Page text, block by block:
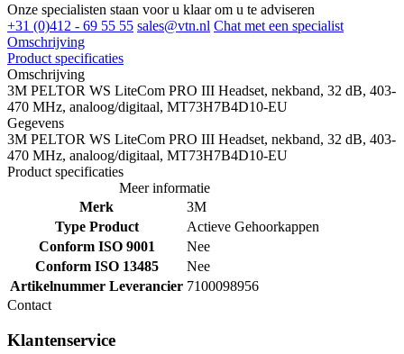
Onze specialisten staan voor u klaar om u te adviseren
+31 (0)412 - 69 55 55 sales@vtn.nl Chat met een specialist
Omschrijving
Product specificaties
Omschrijving
3M PELTOR WS LiteCom PRO III Headset, nekband, 32 dB, 403-
470 MHz, analoog/digitaal, MT73H7B4D10-EU
Gegevens
3M PELTOR WS LiteCom PRO III Headset, nekband, 32 dB, 403-
470 MHz, analoog/digitaal, MT73H7B4D10-EU
Product specificaties
Meer informatie
Merk
3M
Type Product
Actieve Gehoorkappen
Conform ISO 9001
Nee
Conform ISO 13485
Nee
Artikelnummer Leverancier 7100098956
Contact
Klantenservice